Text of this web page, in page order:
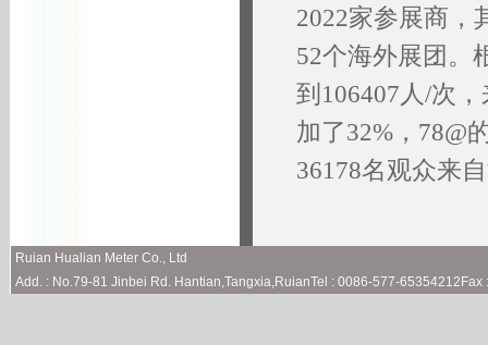
2022家参展商，
52个海外展团。
到106407人/次
加了32%，78@
36178名观众来
Ruian Hualian Meter Co., Ltd
Add. : No.79-81 Jinbei Rd. Hantian,Tangxia,RuianTel : 0086-577-